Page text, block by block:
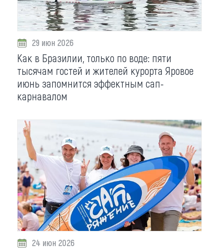
Что привезти (сувениры)
О регионе
Коллекция впечатлений
Другие рубрики
29 июн 2026
Как в Бразилии, только по воде: пяти
тысячам гостей и жителей курорта Яровое
июнь запомнится эффектным сап-
карнавалом
24 июн 2026